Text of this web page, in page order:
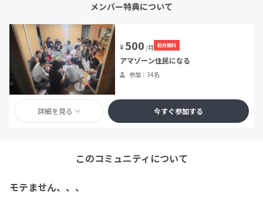
メンバー特典について
¥500 /月 初月無料
アマゾーン住民になる
参加：34名
詳細を見る 今すぐ参加する
このコミュニティについて
モテません、、、